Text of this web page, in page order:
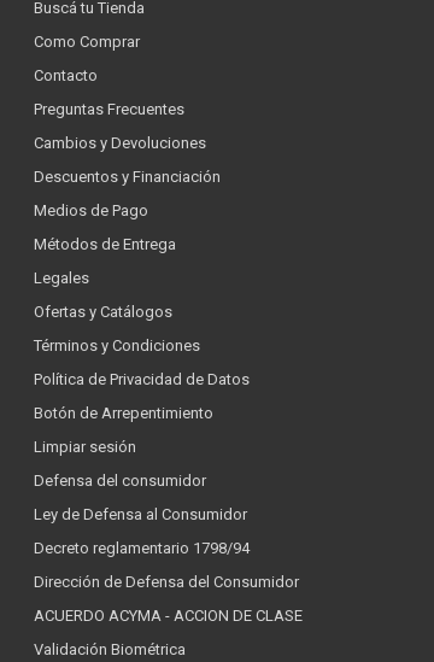
Buscá tu Tienda
Como Comprar
Contacto
Preguntas Frecuentes
Cambios y Devoluciones
Descuentos y Financiación
Medios de Pago
Métodos de Entrega
Legales
Ofertas y Catálogos
Términos y Condiciones
Política de Privacidad de Datos
Botón de Arrepentimiento
Limpiar sesión
Defensa del consumidor
Ley de Defensa al Consumidor
Decreto reglamentario 1798/94
Dirección de Defensa del Consumidor
ACUERDO ACYMA - ACCION DE CLASE
Validación Biométrica